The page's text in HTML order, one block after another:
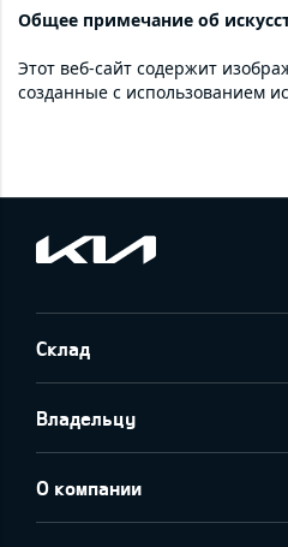
Общее примечание об
Этот веб-сайт содержит
созданные с использованием
Склад
Владельцу
О компании